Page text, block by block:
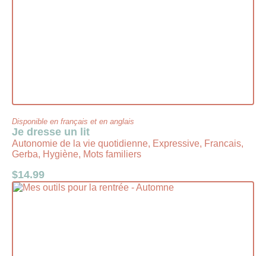
Disponible en français et en anglais
Je dresse un lit
Autonomie de la vie quotidienne, Expressive, Francais,
Gerba, Hygiène, Mots familiers
$14.99